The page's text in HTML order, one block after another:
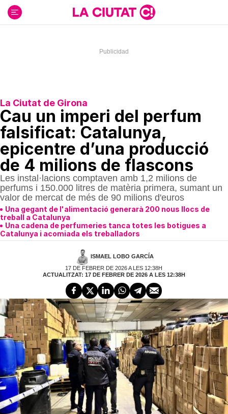
contenido
La Ciutat de Girona
Cau un imperi del perfum
falsificat: Catalunya,
epicentre d’una producció
de 4 milions de flascons
Les instal·lacions comptaven amb 1,2 milions de
perfums i 150.000 litres de matèria primera, sumant un
valor de mercat de més de 90 milions d'euros
Una gegant de l'alimentació generarà 200 nous llocs de
treball a Catalunya
Una cadena de perfumeries tanca totes les botigues a
Catalunya i acomiada els treballadors
ISMAEL LOBO GARCÍA
17 DE FEBRER DE 2026 A LES 12:38H
ACTUALITZAT: 17 DE FEBRER DE 2026 A LES 12:38H